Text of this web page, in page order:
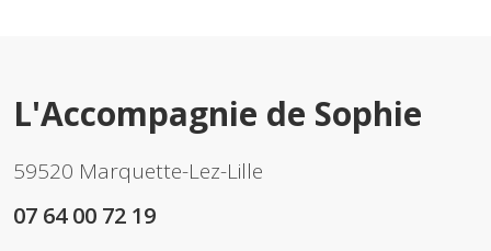
L'Accompagnie de Sophie
59520 Marquette-Lez-Lille
07 64 00 72 19